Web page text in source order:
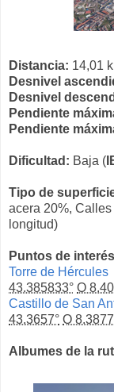
Distancia: 14,01
Desnivel
Desnivel
Pendiente
Pendiente
Dificultad: Baja (
Tipo de
acera 20%,
longitud)
Puntos de interés
Torre de Hércules
43.385833° O
Castillo de San
43.3657° O
Albumes de la